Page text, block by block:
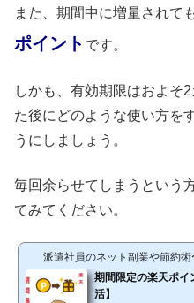
また、期間中に増量されて
ポイント です。
しかも、有効期限はおよそ
た後にどのような使い方を
うにしましょう。
毎回余らせてしまうという
てみてください。
派遣社員のネット副業や節約
期間限定の楽天ポイ
活】